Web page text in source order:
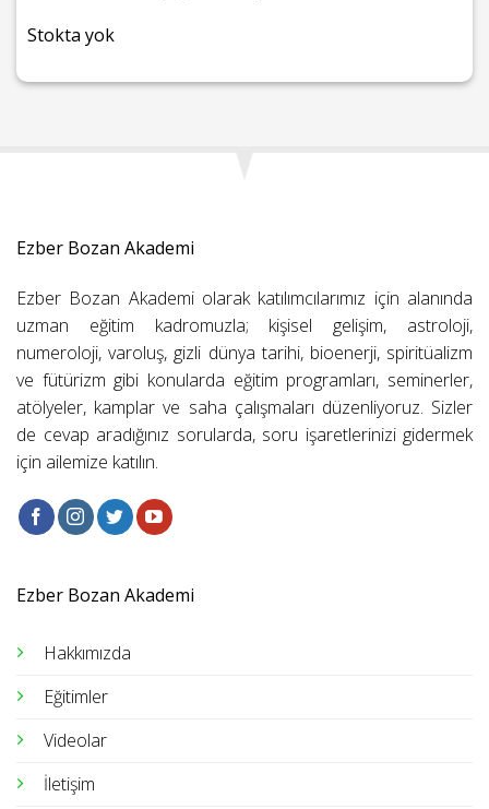
Stokta yok
Ezber Bozan Akademi
Ezber Bozan Akademi olarak katılımcılarımız için alanında
uzman eğitim kadromuzla; kişisel gelişim, astroloji,
numeroloji, varoluş, gizli dünya tarihi, bioenerji, spiritüalizm
ve fütürizm gibi konularda eğitim programları, seminerler,
atölyeler, kamplar ve saha çalışmaları düzenliyoruz. Sizler
de cevap aradığınız sorularda, soru işaretlerinizi gidermek
için ailemize katılın.
Ezber Bozan Akademi
Hakkımızda
Eğitimler
Videolar
İletişim